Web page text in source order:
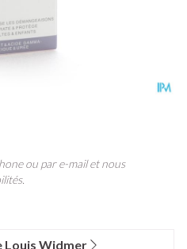
ou par e-mail et nous
Louis Widmer